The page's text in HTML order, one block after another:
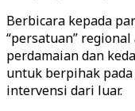
Berbicara kepada
“persatuan”
perdamaian dan
untuk berpihak pada
intervensi dari luar.